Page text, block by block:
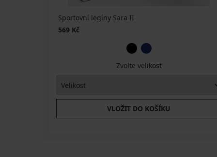
Play
Jaia
599
Sportovní legíny Sara II
569 Kč
Zvolte velikost
VLOŽIT DO KOŠÍKU